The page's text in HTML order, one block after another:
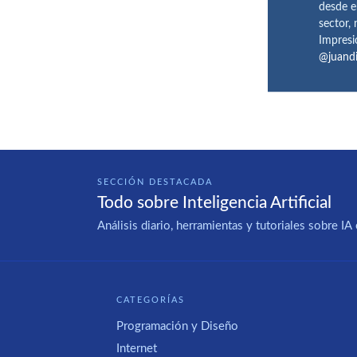
desde
sector,
SECCIÓN DESTACADA
Todo sobre Inteligencia Artificial
Análisis diario, herramientas y tutoriales sobre
CATEGORÍAS
Programación y Diseño
Internet